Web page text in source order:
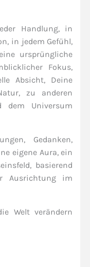
Handlung, in
in jedem Gefühl,
ursprüngliche
Fokus,
Absicht, Deine
zu anderen
dem Universum
Gedanken,
eigene Aura, ein
basierend
Ausrichtung im
Welt verändern